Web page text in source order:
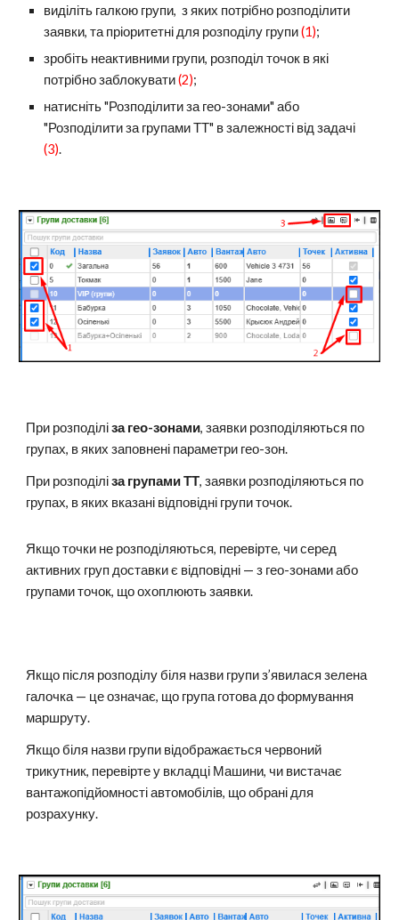
виділіть галкою групи, з яких потрібно розподілити
заявки, та пріоритетні для розподілу групи(1);
зробіть неактивними групи, розподіл точок в які
потрібно заблокувати(2);
натисніть "Розподілити за гео-зонами" або
"Розподілити за групами ТТ" в залежності від задачі
(3).
При розподіліза гео-зонами, заявки розподіляються по
групах, в яких заповнені параметри гео-зон.
При розподіліза групами ТТ, заявки розподіляються по
групах, в яких вказані відповідні групи точок.
Якщо точки не розподіляються, перевірте, чи серед
активних груп доставки є відповідні — з гео-зонами або
групами точок, що охоплюють заявки.
Якщо після розподілу біля назви групи з’явилася зелена
галочка — це означає, що група готова до формування
маршруту.
Якщо біля назви групи відображається червоний
трикутник, перевірте у вкладці Машини, чи вистачає
вантажопідйомності автомобілів, що обрані для
розрахунку.